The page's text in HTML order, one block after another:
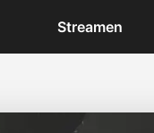
Streamen